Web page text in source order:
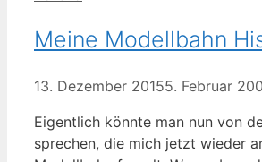
Meine Modellbahn
13. Dezember 20155. Februar
Eigentlich könnte man nun von
sprechen, die mich jetzt wieder